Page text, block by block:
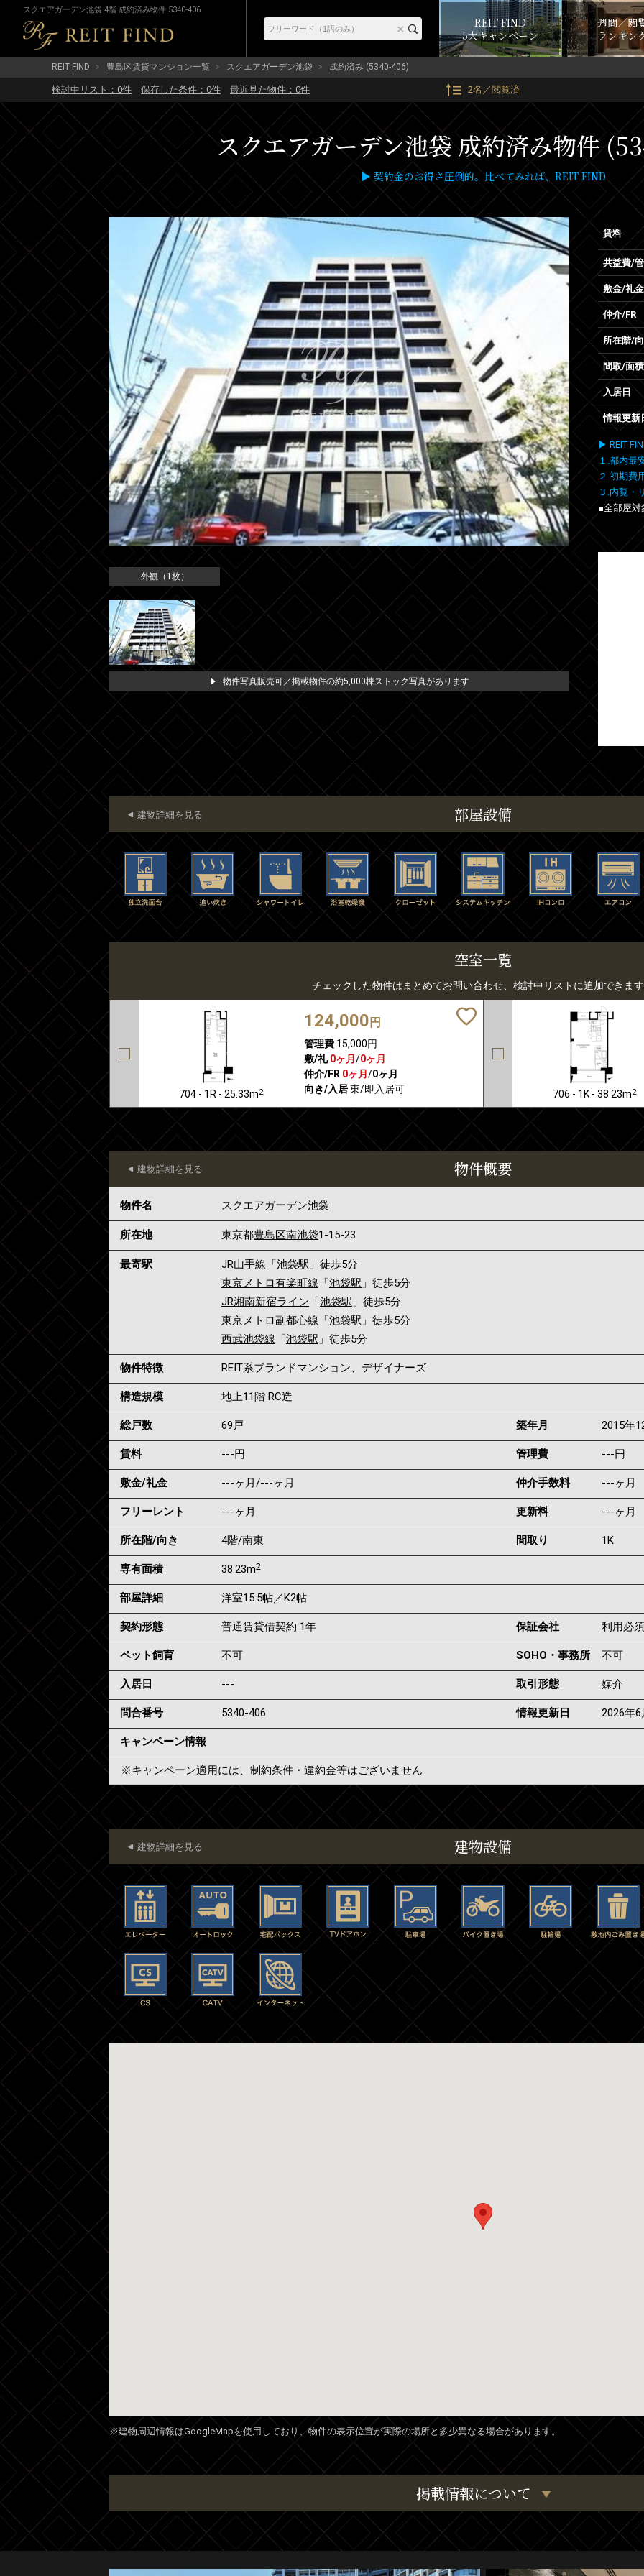
スクエアガーデン池袋 4階 成約済み物件 5340-406
REIT FIND
5大キャンペーン
週間／閲
ランキン
REIT FIND 豊島区賃貸マンション一覧 スクエアガーデン池袋 成約済み (5340-406)
検討中リスト： 0件 保存した条件： 0件 最近見た物件： 0件 2名／閲覧済
スクエアガーデン池袋 成約済み物件
▶ 契約金のお得さ圧倒的。比べてみれば、REIT FIND
外観（1枚）
物件写真販売可／掲載物件の約5,000棟ストック写真があります
賃料
共益費/
敷金/礼金
仲介/FR
所在階/
間取/面積
入居日
情報更新
▶ REIT
１.都内最
２.初期費
３.内覧・
■全部屋対
部屋設備
建物詳細を見る
空室一覧
チェックした物件はまとめてお問い合わせ、検討中リストに追加できま
704 - 1R - 25.33m2
124,000 円
管理費15,000円
敷/礼 0ヶ月 /0ヶ月
仲介/FR 0ヶ月 /0ヶ月
向き/入居東/即入居可 706 - 1K - 38.23m2
物件概要
建物詳細を見る
物件名 スクエアガーデン池袋
所在地 東京都豊島区南池袋1-15-23
最寄駅 JR山手線 「池袋駅 」徒歩5分
東京メトロ有楽町線 「池袋駅 」徒歩5分
JR湘南新宿ライン 「池袋駅 」徒歩5分
東京メトロ副都心線 「池袋駅 」徒歩5分
西武池袋線 「池袋駅 」徒歩5分
物件特徴 REIT系ブランドマンション、デザイナーズ
構造規模 地上11階 RC造
総戸数 69戸 築年月 2015年
賃料 ---円 管理費 ---円
敷金/礼金 ---ヶ月/---ヶ月 仲介手数料 ---ヶ月
フリーレント ---ヶ月 更新料 ---ヶ月
所在階/向き 4階/南東 間取り 1K
専有面積 38.23m2
部屋詳細 洋室15.5帖／K2帖
契約形態 普通賃貸借契約 1年 保証会社 利用必須
ペット飼育 不可 SOHO・事務所 不可
入居日 --- 取引形態 媒介
問合番号 5340-406 情報更新日 2026年
キャンペーン情報
※キャンペーン適用には、制約条件・違約金等はございません
建物設備
建物詳細を見る
※建物周辺情報はGoogleMapを使用しており、物件の表示位置が実際の場所と多少異なる場合があります。
掲載情報について